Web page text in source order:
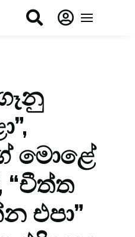
 
මොළේ
“චීත්ත
එපා”